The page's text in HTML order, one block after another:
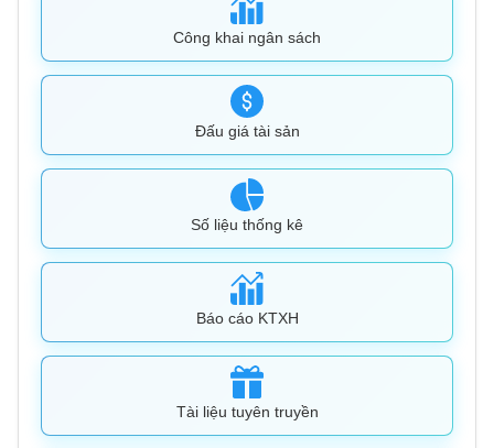
Công khai ngân sách
Đấu giá tài sản
Số liệu thống kê
Báo cáo KTXH
Tài liệu tuyên truyền